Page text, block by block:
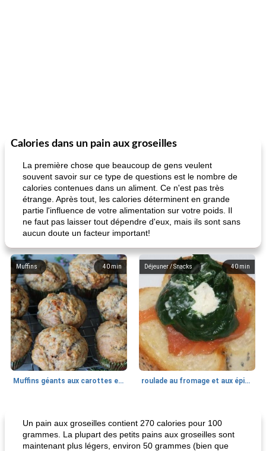
Calories dans un pain aux groseilles
La première chose que beaucoup de gens veulent
souvent savoir sur ce type de questions est le nombre de
calories contenues dans un aliment. Ce n'est pas très
étrange. Après tout, les calories déterminent en grande
partie l'influence de votre alimentation sur votre poids. Il
ne faut pas laisser tout dépendre d'eux, mais ils sont sans
aucun doute un facteur important!
40 min
Muffins
Muffins géants aux carottes et à la banane de Nif
40 min
Déjeuner / Snacks
roulade au fromage et aux épinards
astuces
Un pain aux groseilles contient 270 calories pour 100
grammes. La plupart des petits pains aux groseilles sont
maintenant plus légers, environ 50 grammes (bien que